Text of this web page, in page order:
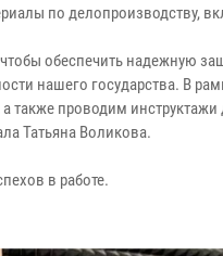
по делопроизводству,
обеспечить надежную
нашего государства. В
проводим инструктажи
Татьяна Воликова.
в работе.